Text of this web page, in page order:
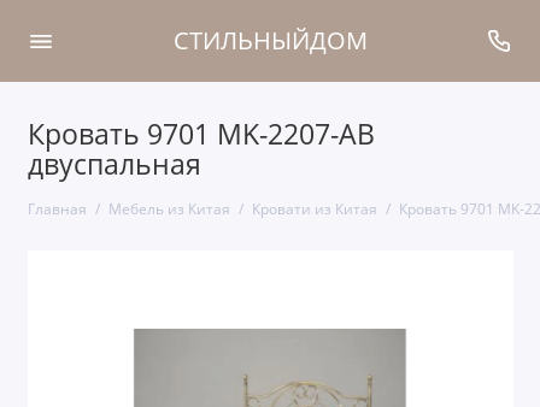
СТИЛЬНЫЙДОМ
Кровать 9701 MK-2207-AB
двуспальная
Главная Мебель из Китая Кровати из Китая Кровать 9701 MK-